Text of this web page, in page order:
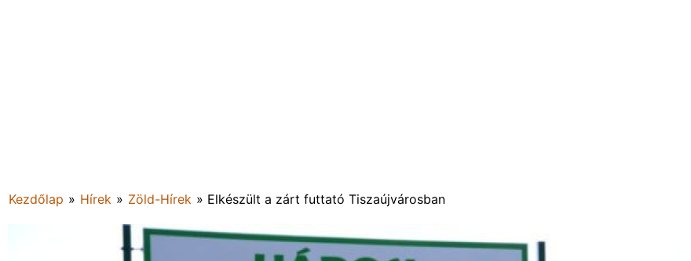
Kezdőlap » Hírek » Zöld-Hírek » Elkészült a zárt futtató Tiszaújvárosban